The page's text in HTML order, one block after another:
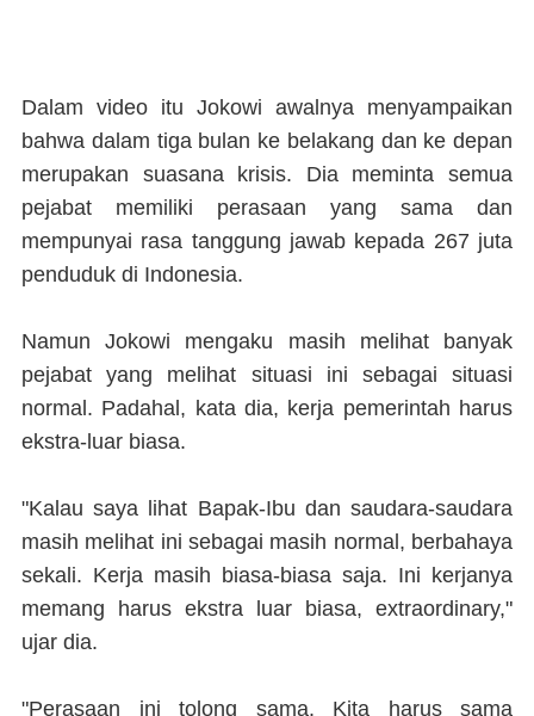
Dalam video itu Jokowi awalnya menyampaikan
bahwa dalam tiga bulan ke belakang dan ke depan
merupakan suasana krisis. Dia meminta semua
pejabat memiliki perasaan yang sama dan
mempunyai rasa tanggung jawab kepada 267 juta
penduduk di Indonesia.
Namun Jokowi mengaku masih melihat banyak
pejabat yang melihat situasi ini sebagai situasi
normal. Padahal, kata dia, kerja pemerintah harus
ekstra-luar biasa.
"Kalau saya lihat Bapak-Ibu dan saudara-saudara
masih melihat ini sebagai masih normal, berbahaya
sekali. Kerja masih biasa-biasa saja. Ini kerjanya
memang harus ekstra luar biasa, extraordinary,"
ujar dia.
"Perasaan ini tolong sama. Kita harus sama